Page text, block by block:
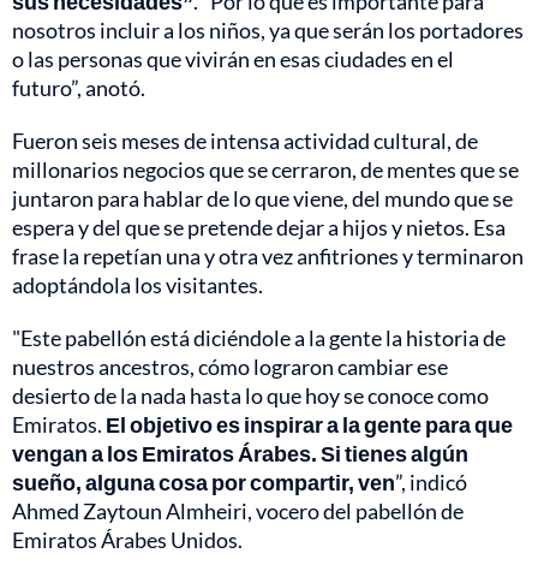
nosotros incluir a los niños, ya que serán los portadores
o las personas que vivirán en esas ciudades en el
futuro”, anotó.
Fueron seis meses de intensa actividad cultural, de
millonarios negocios que se cerraron, de mentes que se
juntaron para hablar de lo que viene, del mundo que se
espera y del que se pretende dejar a hijos y nietos. Esa
frase la repetían una y otra vez anfitriones y terminaron
adoptándola los visitantes.
"Este pabellón está diciéndole a la gente la historia de
nuestros ancestros, cómo lograron cambiar ese
desierto de la nada hasta lo que hoy se conoce como
Emiratos. El objetivo es inspirar a la gente para que
vengan a los Emiratos Árabes. Si tienes algún
sueño, alguna cosa por compartir, ven”, indicó
Ahmed Zaytoun Almheiri, vocero del pabellón de
Emiratos Árabes Unidos.